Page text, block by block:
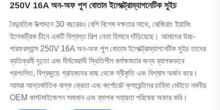
250V 16A অন-অফ পুশ বোতাম ইলেক্ট্রোম্যাগনেটিক সুইচ
বৈদ্যুতিক উত্পাদনে 30 বছরেরও বেশি বিশেষ দক্ষতার সাথে, ঝেজিয়াং ইয়ামিং
ইলেকট্রিক চীনে একটি বিশ্বস্ত শিল্প নেতা হিসাবে দাঁড়িয়েছে। আমাদের উচ্চ-
পারফরম্যান্স 250V 16A অন-অফ পুশ বোতাম ইলেক্ট্রোম্যাগনেটিক সুইচ তাদের
ব্যতিক্রমী দৃঢ়তা এবং দীর্ঘমেয়াদী স্থিতিশীল কর্মক্ষমতার জন্য ব্যাপকভাবে
প্রশংসিত, বিশ্বজুড়ে গ্রাহকদের কাছ থেকে স্বীকৃতি এবং বিশ্বাস অর্জন করে।
আমরা আন্তর্জাতিক বাল্ক ক্রেতা এবং কর্পোরেট ক্লায়েন্টদের চাহিদা মেটাতে নমনীয়
OEM কাস্টমাইজেশন সমাধান এবং ব্যাপক সহায়তা পরিষেবা অফার করি।